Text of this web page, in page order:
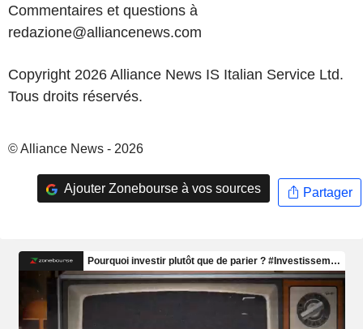
Commentaires et questions à
redazione@alliancenews.com
Copyright 2026 Alliance News IS Italian Service Ltd.
Tous droits réservés.
© Alliance News - 2026
Ajouter Zonebourse à vos sources Partager